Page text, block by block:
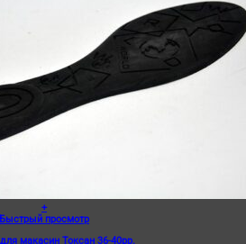
+
Быстрый просмотр
макасин Токсан 36-40рр.